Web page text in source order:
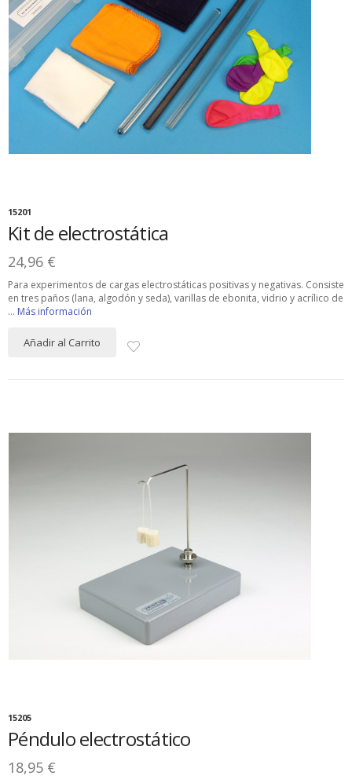
15201
Kit de electrostática
24,96 €
Para experimentos de cargas electrostáticas positivas y negativas. Consiste
en tres paños (lana, algodón y seda), varillas de ebonita, vidrio y acrílico de
... Más información
Añadir al Carrito
15205
Péndulo electrostático
18,95 €